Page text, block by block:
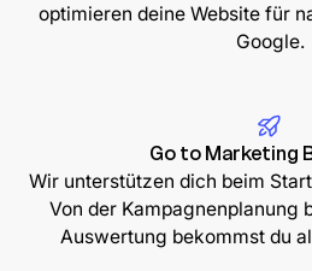
optimieren deine Website für
Google.
Go to Marketing
Wir unterstützen dich beim
Von der Kampagnenplanung
Auswertung bekommst du